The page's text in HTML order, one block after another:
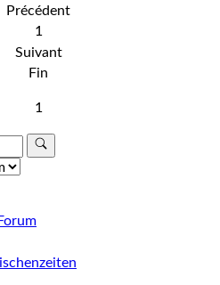
Précédent
1
Suivant
Fin
1